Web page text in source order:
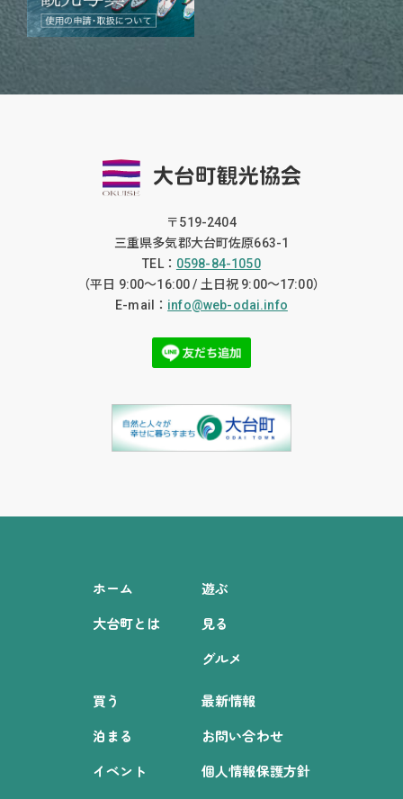
〒519-2404
三重県多気郡大台町佐原663-1
TEL： 0598-84-1050
（平日 9:00〜16:00 / 土日祝 9:00〜17:00）
E-mail： info@web-odai.info
ホーム
大台町とは
遊ぶ
見る
グルメ
買う
泊まる
イベント
最新情報
お問い合わせ
個人情報保護方針